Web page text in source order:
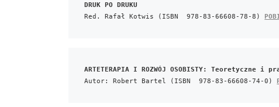
DRUK PO DRUKU
Red. Rafał Kotwis (ISBN  978-83-66608-78-8)
ARTETERAPIA I ROZWÓJ OSOBISTY:
Autor: Robert Bartel (ISBN  978-83-66608-74-0)